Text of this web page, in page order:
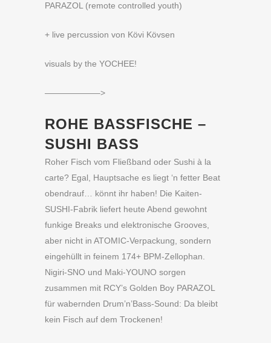
PARAZOL (remote controlled youth)
+ live percussion von Kövi Kövsen
visuals by the YOCHEE!
——————–>
ROHE BASSFISCHE –
SUSHI BASS
Roher Fisch vom Fließband oder Sushi à la
carte? Egal, Hauptsache es liegt ‘n fetter Beat
obendrauf… könnt ihr haben! Die Kaiten-
SUSHI-Fabrik liefert heute Abend gewohnt
funkige Breaks und elektronische Grooves,
aber nicht in ATOMIC-Verpackung, sondern
eingehüllt in feinem 174+ BPM-Zellophan.
Nigiri-SNO und Maki-YOUNO sorgen
zusammen mit RCY’s Golden Boy PARAZOL
für wabernden Drum’n’Bass-Sound: Da bleibt
kein Fisch auf dem Trockenen!